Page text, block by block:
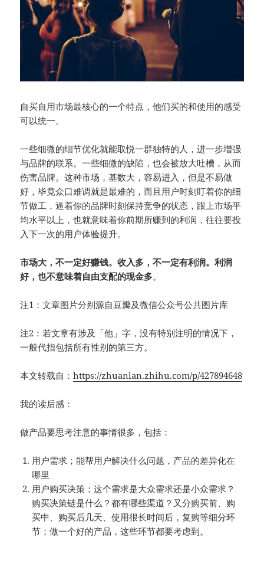
自买自用市场最核心的一个特点，他们买的和使用的感受
可以统一。
一些细微的细节优化就能取悦一群独特的人，进一步增强
与品牌的联系。一些细微的缺陷，也会被放大吐槽，从而
伤害品牌。这种市场，基数大，容易进入，但是不易做
好，毕竟众口难调就是最难的，而且用户时刻盯着你的细
节做工，逼着你的品牌时刻保持竞争的状态，跟上市场平
均水平以上，也就意味着你前期所赚到的利润，往往要投
入下一次的用户体验提升。
市场大，不一定好赚钱。收入多，不一定有利润。利润
好，也不意味着自由支配的现金多。
注1：文章图片分别源自豆瓣及微信公众号公共图片库
注2：若文章有涉及「他」字，没有特别注明的情况下，
一般代指包括所有性别的第三方。
本文转载自：https://zhuanlan.zhihu.com/p/427894648
我的读后感：
做产品要思考注意的事情很多，包括：
用户需求；能帮用户解决什么问题，产品的差异化在
哪里
用户购买决策；这个需求是大众需求还是小众需求？
购买决策链是什么？都有哪些渠道？又分购买前、购
买中、购买后几天、使用很长时间后，复购等细分环
节；做一个好的产品，这些环节都要考虑到。